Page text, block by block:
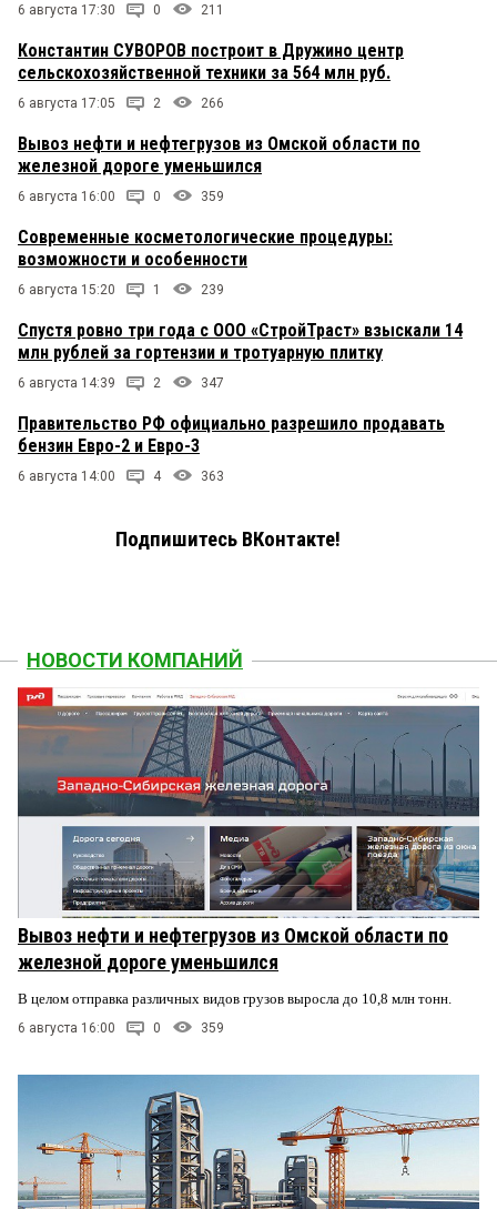
6 августа 17:30 0 211
Константин СУВОРОВ построит в Дружино центр
сельскохозяйственной техники за 564 млн руб.
6 августа 17:05 2 266
Вывоз нефти и нефтегрузов из Омской области по
железной дороге уменьшился
6 августа 16:00 0 359
Современные косметологические процедуры:
возможности и особенности
6 августа 15:20 1 239
Спустя ровно три года с ООО «СтройТраст» взыскали 14
млн рублей за гортензии и тротуарную плитку
6 августа 14:39 2 347
Правительство РФ официально разрешило продавать
бензин Евро-2 и Евро-3
6 августа 14:00 4 363
Подпишитесь ВКонтакте!
НОВОСТИ КОМПАНИЙ
Вывоз нефти и нефтегрузов из Омской области по
железной дороге уменьшился
В целом отправка различных видов грузов выросла до 10,8 млн тонн.
6 августа 16:00 0 359